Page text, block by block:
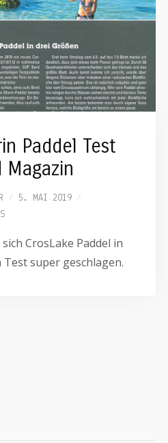
Paddel Test
Magazin
5. MAI 2019
CrosLake Paddel in
super geschlagen.